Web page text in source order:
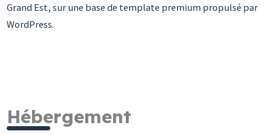
Grand Est, sur une base de template premium propulsé par
WordPress.
Hébergement